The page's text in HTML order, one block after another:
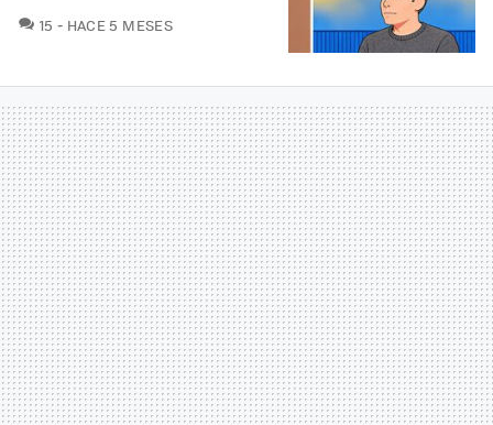
15 COMENTARIOS
HACE 5 MESES